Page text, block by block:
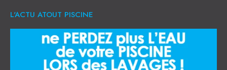
L'ACTU ATOUT PISCINE